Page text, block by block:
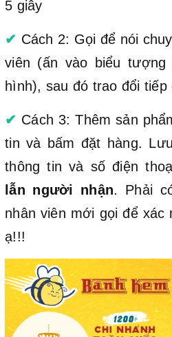
5 giây
✔ Cách 2: Gọi để nói
viên (ấn vào biểu tượng
hình), sau đó trao đổi tiếp
✔ Cách 3: Thêm sản
tin và bấm đặt hàng.
thông tin và số điện
lẫn người nhận. Phải
nhân viên mới gọi để
ạ!!!